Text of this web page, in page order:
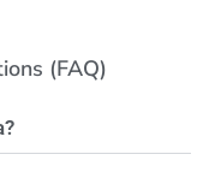
(FAQ)